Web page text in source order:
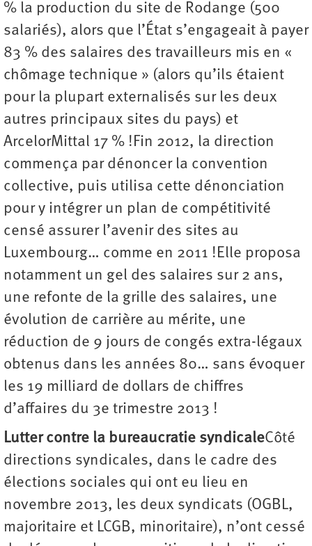
% la production du site de Rodange (500
salariés), alors que l’État s’engageait à payer
83 % des salaires des travailleurs mis en «
chômage technique » (alors qu’ils étaient
pour la plupart externalisés sur les deux
autres principaux sites du pays) et
ArcelorMittal 17 % !Fin 2012, la direction
commença par dénoncer la convention
collective, puis utilisa cette dénonciation
pour y intégrer un plan de compétitivité
censé assurer l’avenir des sites au
Luxembourg… comme en 2011 !Elle proposa
notamment un gel des salaires sur 2 ans,
une refonte de la grille des salaires, une
évolution de carrière au mérite, une
réduction de 9 jours de congés extra-légaux
obtenus dans les années 80… sans évoquer
les 19 milliard de dollars de chiffres
d’affaires du 3e trimestre 2013 !
Lutter contre la bureaucratie syndicaleCôté
directions syndicales, dans le cadre des
élections sociales qui ont eu lieu en
novembre 2013, les deux syndicats (OGBL,
majoritaire et LCGB, minoritaire), n’ont cessé